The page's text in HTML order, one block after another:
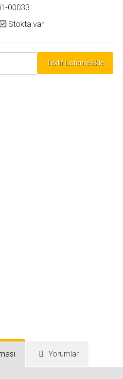
i1-00033
Stokta var
Teklif Listeme Ekle
Yorumlar